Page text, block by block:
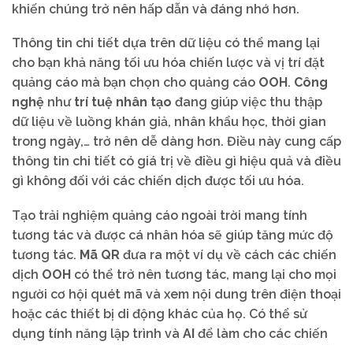
khiến chúng trở nên hấp dẫn và đáng nhớ hơn.
Thông tin chi tiết dựa trên dữ liệu có thể mang lại
cho bạn khả năng tối ưu hóa chiến lược và vị trí đặt
quảng cáo mà bạn chọn cho quảng cáo OOH . Công
nghệ như trí tuệ nhân tạo đang giúp việc thu thập
dữ liệu về luồng khán giả, nhân khẩu học, thời gian
trong ngày,… trở nên dễ dàng hơn. Điều này cung cấp
thông tin chi tiết có giá trị về điều gì hiệu quả và điều
gì không đối với các chiến dịch được tối ưu hóa.
Tạo trải nghiệm quảng cáo ngoài trời mang tính
tương tác và được cá nhân hóa sẽ giúp tăng mức độ
tương tác. Mã QR đưa ra một ví dụ về cách các chiến
dịch OOH có thể trở nên tương tác, mang lại cho mọi
người cơ hội quét mã và xem nội dung trên điện thoại
hoặc các thiết bị di động khác của họ. Có thể sử
dụng tính năng lập trình và AI để làm cho các chiến